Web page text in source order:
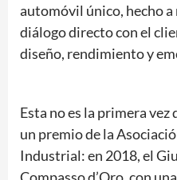
automóvil único, hecho
diálogo directo con el
diseño, rendimiento y
Esta no es la primera
un premio de la
Industrial: en 2018, el